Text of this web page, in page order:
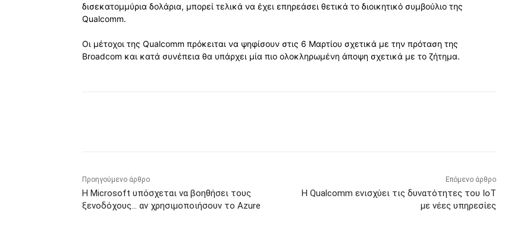
δισεκατομμύρια δολάρια, μπορεί τελικά να έχει επηρεάσει θετικά το διοικητικό συμβούλιο της
Qualcomm.
Οι μέτοχοι της Qualcomm πρόκειται να ψηφίσουν στις 6 Μαρτίου σχετικά με την πρόταση της
Broadcom και κατά συνέπεια θα υπάρχει μία πιο ολοκληρωμένη άποψη σχετικά με το ζήτημα.
Προηγούμενο άρθρο
Η Microsoft υπόσχεται να βοηθήσει τους
ξενοδόχους… αν χρησιμοποιήσουν το Azure
Επόμενο άρθρο
Η Qualcomm ενισχύει τις δυνατότητες του IoT
με νέες υπηρεσίες